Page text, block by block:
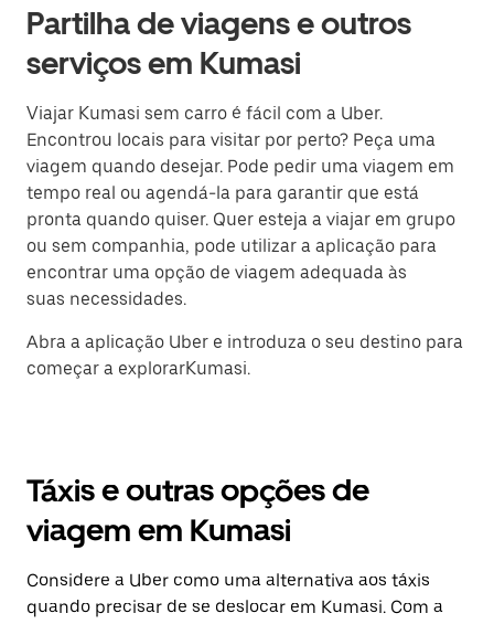
Partilha de viagens e outros
serviços em Kumasi
Viajar Kumasi sem carro é fácil com a Uber.
Encontrou locais para visitar por perto? Peça uma
viagem quando desejar. Pode pedir uma viagem em
tempo real ou agendá-la para garantir que está
pronta quando quiser. Quer esteja a viajar em grupo
ou sem companhia, pode utilizar a aplicação para
encontrar uma opção de viagem adequada às
suas necessidades.
Abra a aplicação Uber e introduza o seu destino para
começar a explorarKumasi.
Táxis e outras opções de
viagem em Kumasi
Considere a Uber como uma alternativa aos táxis
quando precisar de se deslocar em Kumasi. Com a